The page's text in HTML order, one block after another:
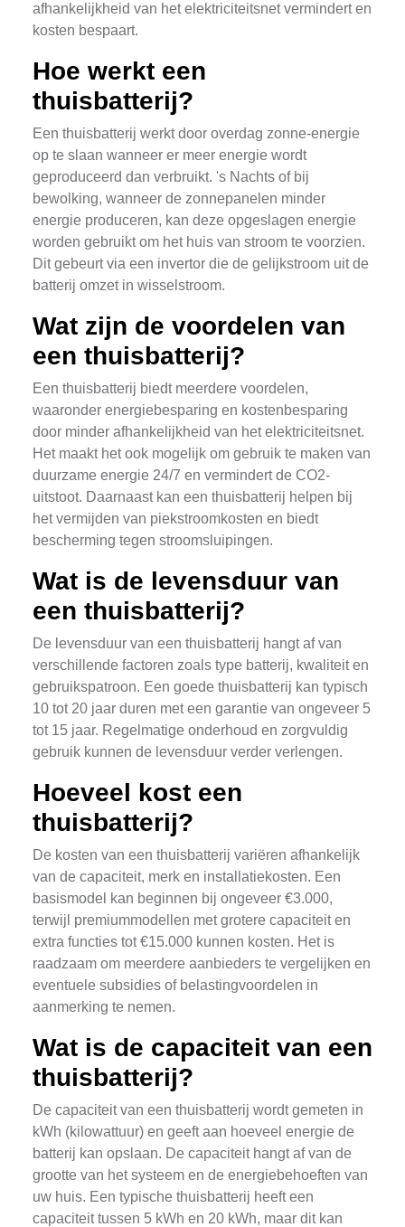
afhankelijkheid van het elektriciteitsnet vermindert en
kosten bespaart.
Hoe werkt een
thuisbatterij?
Een thuisbatterij werkt door overdag zonne-energie
op te slaan wanneer er meer energie wordt
geproduceerd dan verbruikt. 's Nachts of bij
bewolking, wanneer de zonnepanelen minder
energie produceren, kan deze opgeslagen energie
worden gebruikt om het huis van stroom te voorzien.
Dit gebeurt via een invertor die de gelijkstroom uit de
batterij omzet in wisselstroom.
Wat zijn de voordelen van
een thuisbatterij?
Een thuisbatterij biedt meerdere voordelen,
waaronder energiebesparing en kostenbesparing
door minder afhankelijkheid van het elektriciteitsnet.
Het maakt het ook mogelijk om gebruik te maken van
duurzame energie 24/7 en vermindert de CO2-
uitstoot. Daarnaast kan een thuisbatterij helpen bij
het vermijden van piekstroomkosten en biedt
bescherming tegen stroomsluipingen.
Wat is de levensduur van
een thuisbatterij?
De levensduur van een thuisbatterij hangt af van
verschillende factoren zoals type batterij, kwaliteit en
gebruikspatroon. Een goede thuisbatterij kan typisch
10 tot 20 jaar duren met een garantie van ongeveer 5
tot 15 jaar. Regelmatige onderhoud en zorgvuldig
gebruik kunnen de levensduur verder verlengen.
Hoeveel kost een
thuisbatterij?
De kosten van een thuisbatterij variëren afhankelijk
van de capaciteit, merk en installatiekosten. Een
basismodel kan beginnen bij ongeveer €3.000,
terwijl premiummodellen met grotere capaciteit en
extra functies tot €15.000 kunnen kosten. Het is
raadzaam om meerdere aanbieders te vergelijken en
eventuele subsidies of belastingvoordelen in
aanmerking te nemen.
Wat is de capaciteit van een
thuisbatterij?
De capaciteit van een thuisbatterij wordt gemeten in
kWh (kilowattuur) en geeft aan hoeveel energie de
batterij kan opslaan. De capaciteit hangt af van de
grootte van het systeem en de energiebehoeften van
uw huis. Een typische thuisbatterij heeft een
capaciteit tussen 5 kWh en 20 kWh, maar dit kan